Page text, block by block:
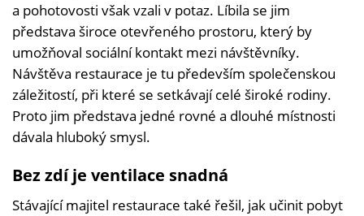
a pohotovosti však vzali v potaz. Líbila se jim
představa široce otevřeného prostoru, který by
umožňoval sociální kontakt mezi návštěvníky.
Návštěva restaurace je tu především společenskou
záležitostí, při které se setkávají celé široké rodiny.
Proto jim představa jedné rovné a dlouhé místnosti
dávala hluboký smysl.
Bez zdí je ventilace snadná
Stávající majitel restaurace také řešil, jak učinit pobyt